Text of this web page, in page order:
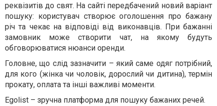
реквізитів до свят. На сайті передбачений новий варіант
пошуку: користувач створює оголошення про бажану
річ та чекає на відповіді від виконавців. При бажанні
замовник може створити чат, на якому будуть
обговорюватися нюанси оренди.
Головне, що слід зазначити – який саме одяг потрібний,
для кого (жінка чи чоловік, дорослий чи дитина), термін
прокату, оплата та інші важливі моменти.
Egolist – зручна платформа для пошуку бажаних речей.